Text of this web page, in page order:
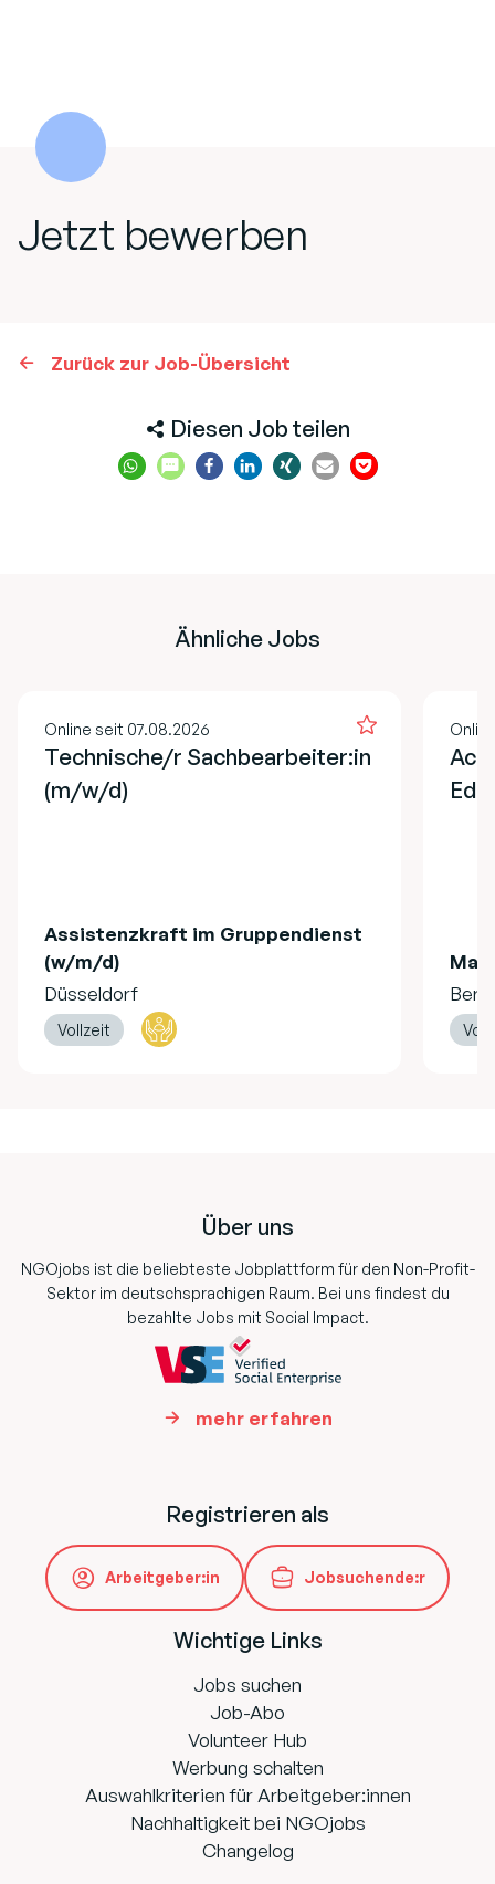
Jetzt bewerben
Zurück zur Job-Übersicht
Diesen Job teilen
Ähnliche Jobs
Online seit 07.08.2026
Technische/r Sachbearbeiter:in
(m/w/d)
Assistenzkraft im Gruppendienst
(w/m/d)
Düsseldorf
Vollzeit
Über uns
NGOjobs ist die beliebteste Jobplattform für den Non-Profit-
Sektor im deutschsprachigen Raum. Bei uns findest du
bezahlte Jobs mit Social Impact.
mehr erfahren
Registrieren als
Arbeitgeber:in Jobsuchende:r
Wichtige Links
Jobs suchen
Job-Abo
Volunteer Hub
Werbung schalten
Auswahlkriterien für Arbeitgeber:innen
Nachhaltigkeit bei NGOjobs
Changelog